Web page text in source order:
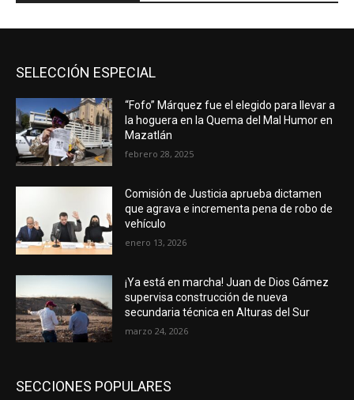
SELECCIÓN ESPECIAL
“Fofo” Márquez fue el elegido para llevar a
la hoguera en la Quema del Mal Humor en
Mazatlán
febrero 28, 2025
Comisión de Justicia aprueba dictamen
que agrava e incrementa pena de robo de
vehículo
enero 13, 2026
¡Ya está en marcha! Juan de Dios Gámez
supervisa construcción de nueva
secundaria técnica en Alturas del Sur
marzo 24, 2026
SECCIONES POPULARES